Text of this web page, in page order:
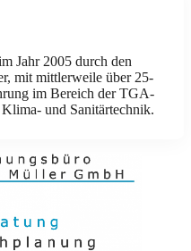
Jahr 2005 durch den
mit mittlerweile über 25-
im Bereich der TGA-
und Sanitärtechnik.